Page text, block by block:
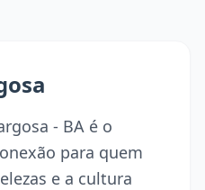
- BA é o
para quem
e a cultura